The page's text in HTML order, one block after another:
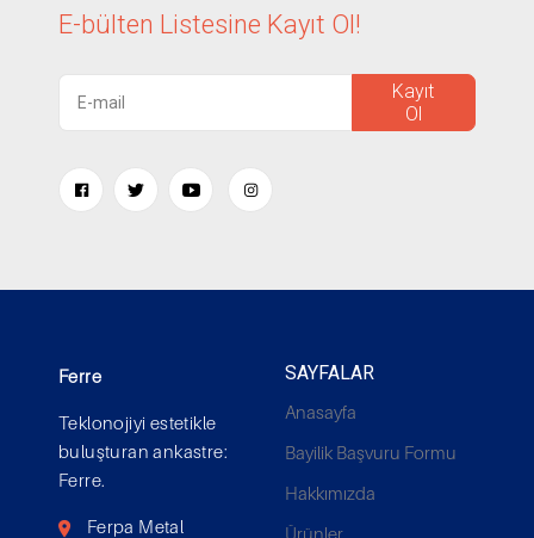
E-bülten Listesine Kayıt Ol!
Kayıt
Ol
Ferre
Teklonojiyi estetikle
buluşturan ankastre:
Ferre.
Ferpa Metal
SAYFALAR
Anasayfa
Bayilik Başvuru Formu
Hakkımızda
Ürünler